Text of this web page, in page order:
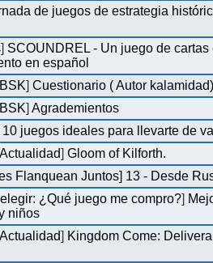
de juegos de estrategia
] SCOUNDREL - Un juego de
en español
]Cuestionario ( Autor
]Agrademientos
10 juegos ideales para llevarte de
]Gloom of Kilforth.
Flanquean Juntos] 13 - Desde
¿Qué juego me compro?]
niños
] Kingdom Come: